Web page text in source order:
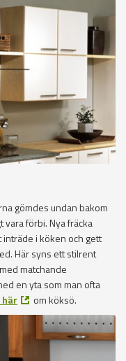
gömdes undan bakom
förbi. Nya fräcka
inträde i köken och gett
Här syns ett stilrent
matchande
en yta som man ofta
här om köksö.